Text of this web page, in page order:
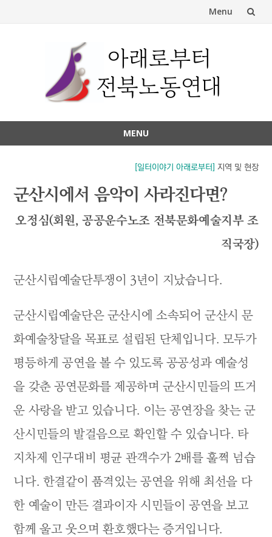
Menu
MENU
[일터이야기 아래로부터] 지역 및 현장
군산시에서 음악이 사라진다면?
오정심(회원, 공공운수노조 전북문화예술지부 조
직국장)
군산시립예술단투쟁이 3년이 지났습니다.
군산시립예술단은 군산시에 소속되어 군산시 문
화예술창달을 목표로 설립된 단체입니다. 모두가
평등하게 공연을 볼 수 있도록 공공성과 예술성
을 갖춘 공연문화를 제공하며 군산시민들의 뜨거
운 사랑을 받고 있습니다. 이는 공연장을 찾는 군
산시민들의 발걸음으로 확인할 수 있습니다. 타
지차제 인구대비 평균 관객수가 2배를 훌쩍 넘습
니다. 한결같이 품격있는 공연을 위해 최선을 다
한 예술이 만든 결과이자 시민들이 공연을 보고
함께 울고 웃으며 환호했다는 증거입니다.